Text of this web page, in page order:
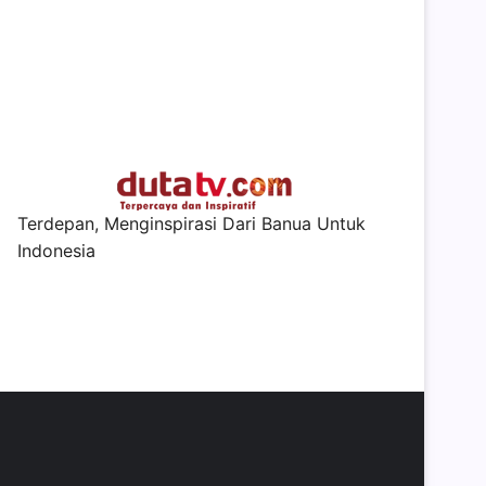
Terdepan, Menginspirasi Dari Banua Untuk
Indonesia